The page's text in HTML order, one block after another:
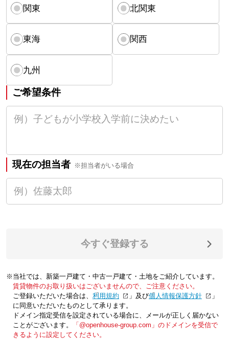
関東 北関東
東海 関西
九州
ご希望条件
現在の担当者 ※担当者がいる場合
今すぐ登録する
※当社では、新築一戸建て・中古一戸建て・土地をご紹介しています。
賃貸物件のお取り扱いはございませんので、ご注意ください。
ご登録いただいた場合は、「利用規約 」及び「個人情報保護方針
」
に同意いただいたものとして承ります。
ドメイン指定受信を設定されている場合に、メールが正しく届かない
ことがございます。
「@openhouse-group.com」のドメインを受信で
きるように設定してください。